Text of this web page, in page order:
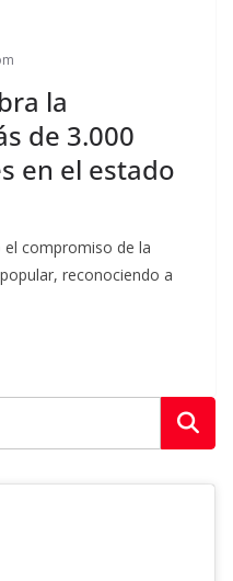
la
de 3.000
en el estado
el compromiso de la
reconociendo a